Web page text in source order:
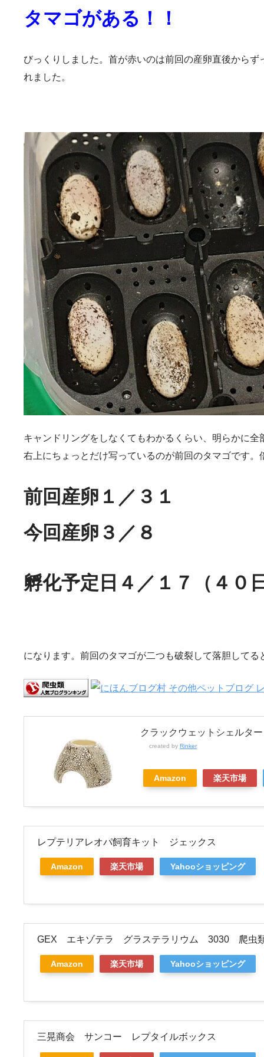
タマゴがある！！
びっくりしました。首が赤いのは前回の産卵直後から
れました。
キャンドリングをしなくてもわかるくらい、明らかに
右上にちょっとだけ写っているのが前回のタマゴです
前回産卵１／３１
今回産卵３／８
孵化予定日４／１７（４０
になります。前回のタマゴが二つも破裂して落胆して
クラックウェットシェル
created by Rinker
Amazon 楽天市場
レプテリアレオパ飼育キット ジェックス
Amazon 楽天市場 Yahooショッピング
GEX エキゾテラ グラステラリウム 3030 爬虫
Amazon 楽天市場 Yahooショッピング
三晃商会 サンコー レプタイルボックス